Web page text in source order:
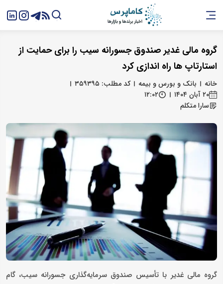
گروه مالی غدیر صندوق جسورانه سیب را برای حمایت از
استارتاپ‌ ها راه‌ اندازی کرد
خانه بانک و بورس و بیمه
کد مطلب: ۳۵۹۳۹۵
۲۰ آبان ۱۴۰۴
۱۲:۰۲
سارا متکلم
گروه مالی غدیر با تأسیس صندوق سرمایه‌گذاری جسورانه سیب، گام